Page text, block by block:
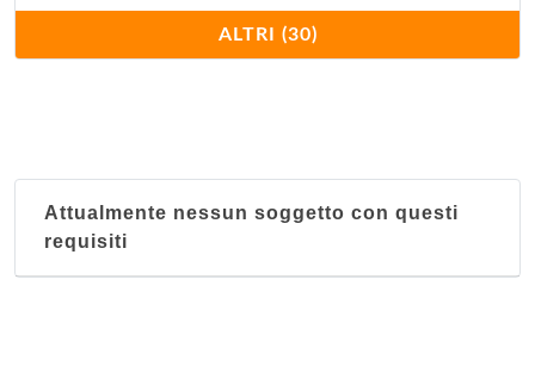
viale Monte Nero 19, Milano
El Tropico Latino - via Giulio Romano
ALTRI (30)
Attualmente nessun soggetto con questi
requisiti